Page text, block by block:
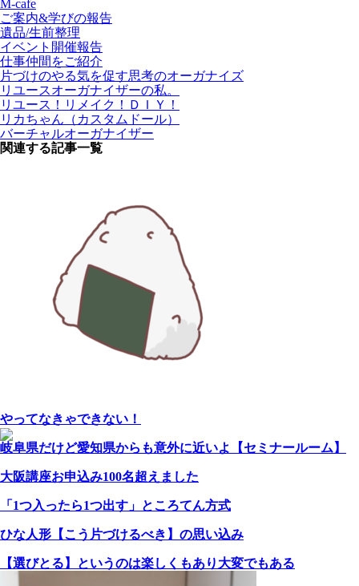
M-cafe
ご案内&学びの報告
遺品/生前整理
イベント開催報告
仕事仲間をご紹介
片づけのやる気を促す思考のオーガナイズ
リユースオーガナイザーの私。
リユース！リメイク！ＤＩＹ！
リカちゃん（カスタムドール）
バーチャルオーガナイザー
関連する記事一覧
やってなきゃできない！
岐阜県だけど愛知県からも意外に近いよ【セミナールーム】
大阪講座お申込み100名超えました
「1つ入ったら1つ出す」ところてん方式
ひな人形【こう片づけるべき】の思い込み
【選びとる】というのは楽しくもあり大変でもある